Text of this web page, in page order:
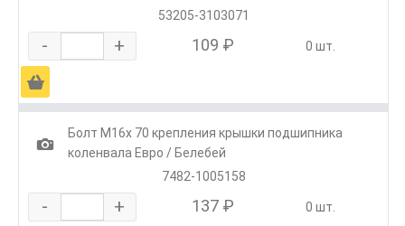
53205-3103071
- + 109 ₽ 0 шт.
Ä
1
Болт М16х 70 крепления крышки подшипника
коленвала Евро / Белебей
7482-1005158
- + 137 ₽ 0 шт.